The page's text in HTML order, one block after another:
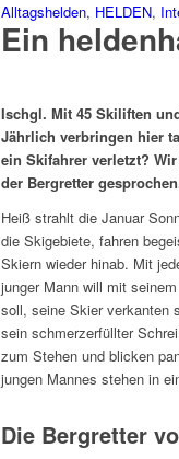
Alltagshelden, HELDEN,
Ein
Ischgl. Mit 45 Skiliften
Jährlich verbringen hier
ein Skifahrer verletzt?
der Bergretter
Heiß strahlt die Januar
die Skigebiete, fahren
Skiern wieder hinab. Mit
junger Mann will mit
soll, seine Skier verkanten
sein schmerzerfüllter
zum Stehen und blicken
jungen Mannes stehen in
Die Bergretter